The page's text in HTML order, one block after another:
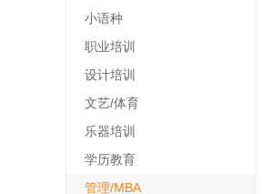
小语种
职业培训
设计培训
文艺/体育
乐器培训
学历教育
管理/MBA